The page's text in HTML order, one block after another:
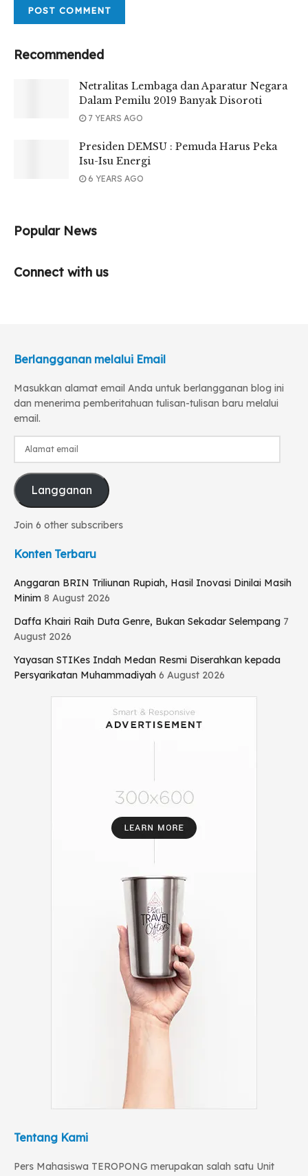
Recommended
Netralitas Lembaga dan Aparatur Negara
Dalam Pemilu 2019 Banyak Disoroti
7 YEARS AGO
Presiden DEMSU : Pemuda Harus Peka
Isu-Isu Energi
6 YEARS AGO
Popular News
Connect with us
Berlangganan melalui Email
Masukkan alamat email Anda untuk berlangganan blog ini
dan menerima pemberitahuan tulisan-tulisan baru melalui
email.
Langganan
Join 6 other subscribers
Konten Terbaru
Anggaran BRIN Triliunan Rupiah, Hasil Inovasi Dinilai Masih
Minim 8 August 2026
Daffa Khairi Raih Duta Genre, Bukan Sekadar Selempang 7
August 2026
Yayasan STIKes Indah Medan Resmi Diserahkan kepada
Persyarikatan Muhammadiyah 6 August 2026
Tentang Kami
Pers Mahasiswa TEROPONG merupakan salah satu Unit